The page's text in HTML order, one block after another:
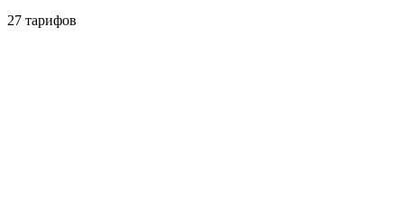
27 тарифов